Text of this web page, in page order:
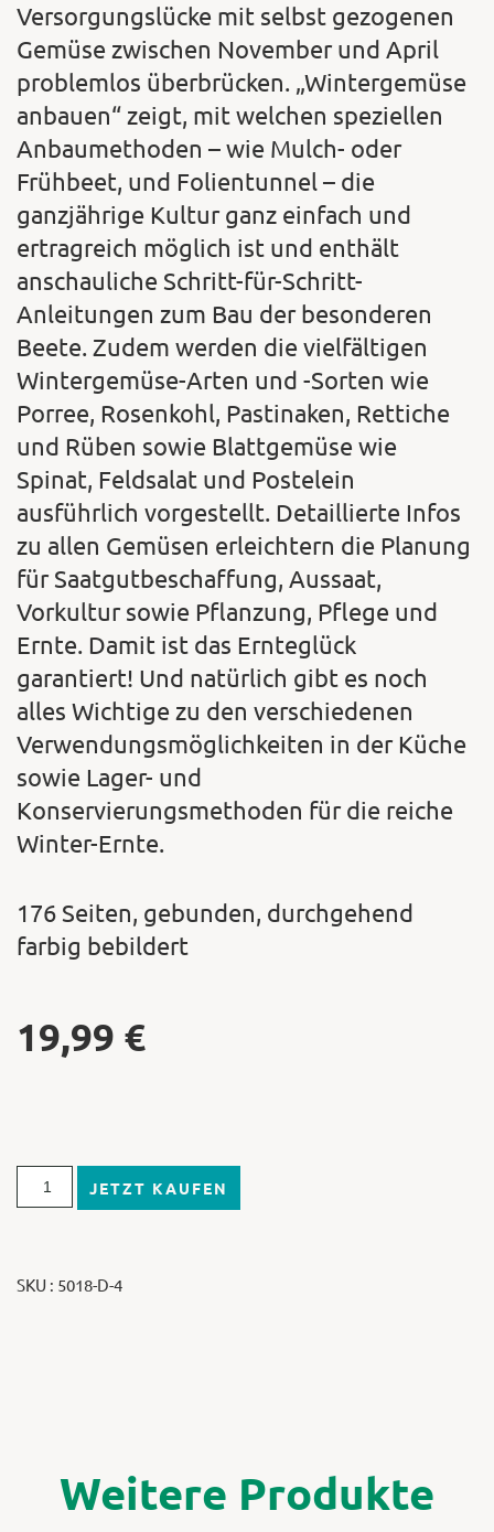
Versorgungslücke mit selbst gezogenen
Gemüse zwischen November und April
problemlos überbrücken. „Wintergemüse
anbauen“ zeigt, mit welchen speziellen
Anbaumethoden – wie Mulch- oder
Frühbeet, und Folientunnel – die
ganzjährige Kultur ganz einfach und
ertragreich möglich ist und enthält
anschauliche Schritt-für-Schritt-
Anleitungen zum Bau der besonderen
Beete. Zudem werden die vielfältigen
Wintergemüse-Arten und -Sorten wie
Porree, Rosenkohl, Pastinaken, Rettiche
und Rüben sowie Blattgemüse wie
Spinat, Feldsalat und Postelein
ausführlich vorgestellt. Detaillierte Infos
zu allen Gemüsen erleichtern die Planung
für Saatgutbeschaffung, Aussaat,
Vorkultur sowie Pflanzung, Pflege und
Ernte. Damit ist das Ernteglück
garantiert! Und natürlich gibt es noch
alles Wichtige zu den verschiedenen
Verwendungsmöglichkeiten in der Küche
sowie Lager- und
Konservierungsmethoden für die reiche
Winter-Ernte.
176 Seiten, gebunden, durchgehend
farbig bebildert
19,99 €
JETZT KAUFEN
SKU : 5018-D-4
Weitere Produkte